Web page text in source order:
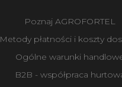
Poznaj AGROFORTEL
Metody płatności i koszty
Ogólne warunki
B2B - współpraca